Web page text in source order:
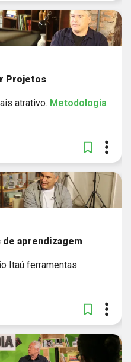
Projetos
atrativo. Metodologia
aprendizagem
Itaú ferramentas